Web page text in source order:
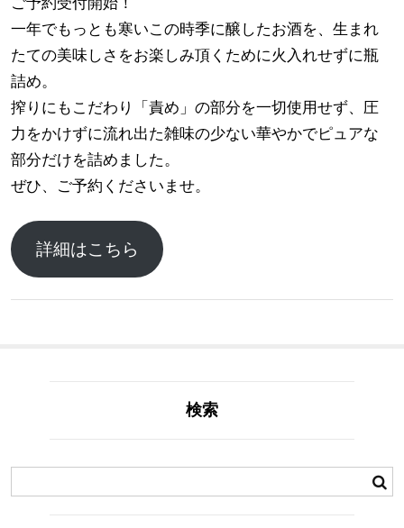
一年でもっとも寒いこの時季に醸したお酒を、生まれ
たての美味しさをお楽しみ頂くために火入れせずに瓶
詰め。
搾りにもこだわり「責め」の部分を一切使用せず、圧
力をかけずに流れ出た雑味の少ない華やかでピュアな
部分だけを詰めました。
ぜひ、ご予約くださいませ。
詳細はこちら
検索